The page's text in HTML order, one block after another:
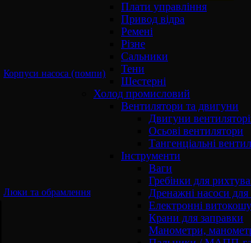
Плати управління
Привод відра
Ремені
Різне
Сальники
Тени
Шестерні
Холод промисловий
Вентилятори та двигуни
Двигуни
Осьові вентилятори
Тангенціальні
Інструменти
Ваги
Гребінки для
Дренажні насоси для
Електронні
Крани для заправки
Манометри,
Корпуси насоса (помпи)
Люки та обрамлення